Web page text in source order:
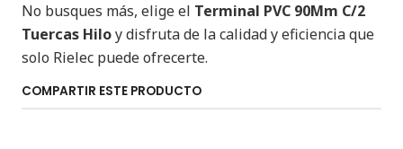
No busques más, elige el Terminal PVC 90Mm C/2
Tuercas Hiloy disfruta de la calidad y eficiencia que
solo Rielec puede ofrecerte.
COMPARTIR ESTE PRODUCTO